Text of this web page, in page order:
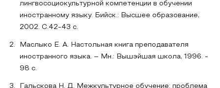
лингвосоциокультурной компетенции в обучении
иностранному языку. Бийск.: Высшее образование,
2002. С.42-43 с.
Маслыко Е. А. Настольная книга преподавателя
иностранного языка. – Мн.: Вышэйшая школа, 1996. -
98 с.
Гальскова Н. Д. Межкультурное обучение: проблема